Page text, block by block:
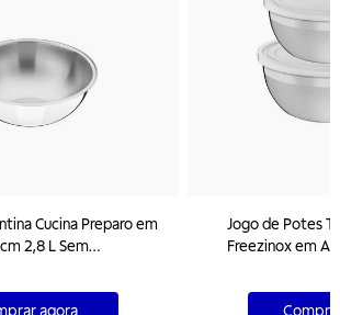
Cucina Preparo em
2,8 L Sem
agora
Jogo de Potes
Freezinox em